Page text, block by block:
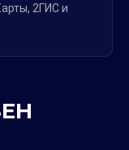
2ГИС и